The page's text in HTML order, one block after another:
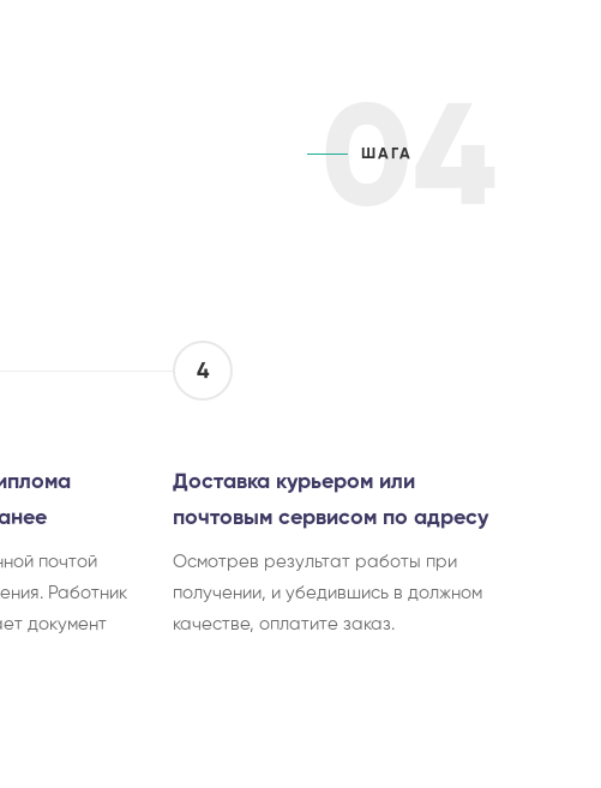
04
ШАГА
почтой
Работник
документ
4
Доставка курьером или
почтовым сервисом по адресу
Осмотрев результат работы при
получении, и убедившись в должном
качестве, оплатите заказ.